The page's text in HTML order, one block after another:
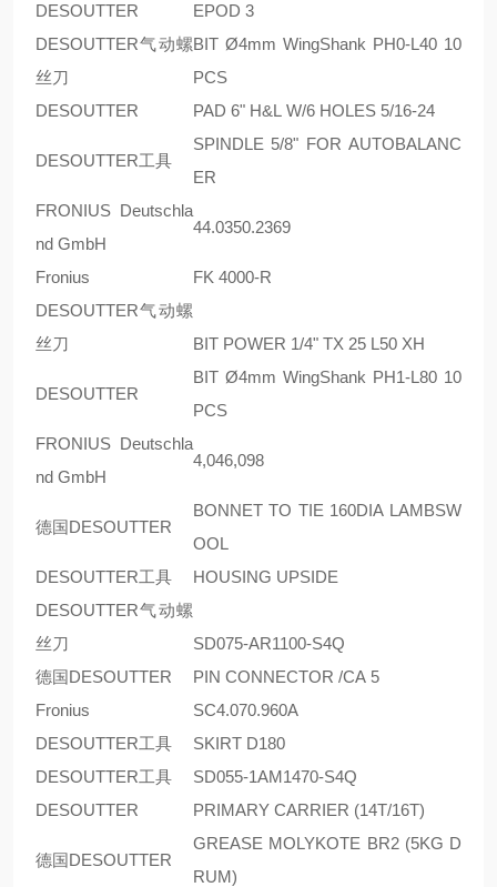
DESOUTTER
EPOD 3
DESOUTTER气动螺
丝刀
BIT Ø4mm WingShank PH0-L40 10
PCS
DESOUTTER
PAD 6" H&L W/6 HOLES 5/16-24
DESOUTTER工具
SPINDLE 5/8" FOR AUTOBALANC
ER
FRONIUS Deutschla
nd GmbH
44.0350.2369
Fronius
FK 4000-R
DESOUTTER气动螺
丝刀
BIT POWER 1/4" TX 25 L50 XH
DESOUTTER
BIT Ø4mm WingShank PH1-L80 10
PCS
FRONIUS Deutschla
nd GmbH
4,046,098
德国DESOUTTER
BONNET TO TIE 160DIA LAMBSW
OOL
DESOUTTER工具
HOUSING UPSIDE
DESOUTTER气动螺
丝刀
SD075-AR1100-S4Q
德国DESOUTTER
PIN CONNECTOR /CA 5
Fronius
SC4.070.960A
DESOUTTER工具
SKIRT D180
DESOUTTER工具
SD055-1AM1470-S4Q
DESOUTTER
PRIMARY CARRIER (14T/16T)
德国DESOUTTER
GREASE MOLYKOTE BR2 (5KG D
RUM)